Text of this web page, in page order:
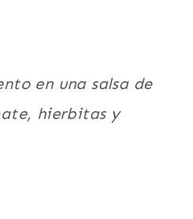
en una salsa de
hierbitas y